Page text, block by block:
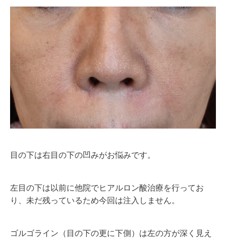
目の下は右目の下の凹みがお悩みです。
左目の下は以前に他院でヒアルロン酸治療を行ってお
り、未だ残っているため今回は注入しません。
ゴルゴライン（目の下の更に下側）は左の方が深く見え